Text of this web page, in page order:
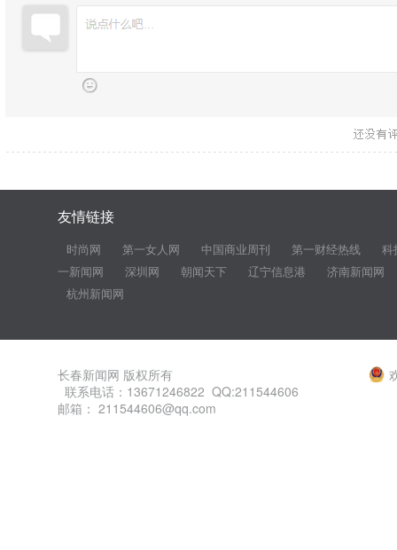
友情链接
时尚网 第一女人网 中国商业周刊 第一财经热线
科
一新闻网
深圳网 朝闻天下 辽宁信息港
济南新闻网
杭州新闻网
长春新闻网 版权所有
联系电话：13671246822 QQ:211544606
邮箱： 211544606@qq.com